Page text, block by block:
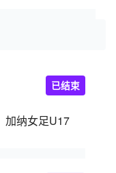
加纳女足U17
已结束